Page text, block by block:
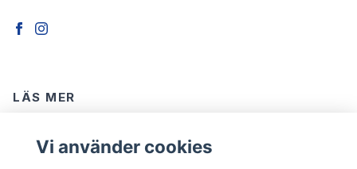
LÄS MER
Kontakt
Vi använder cookies